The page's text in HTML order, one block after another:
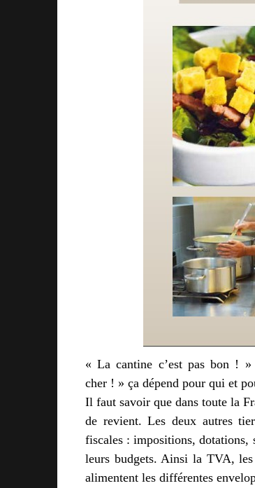
« La cantine c’est pas bon !
cher ! » ça dépend pour qui et
Il faut savoir que dans toute la
de revient. Les deux autres
fiscales : impositions, dotations,
leurs budgets. Ainsi la TVA,
alimentent les différentes